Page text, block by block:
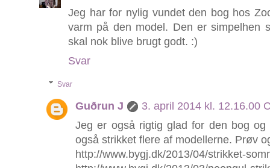
Jeg har for nylig vundet den bog hos
varm på den model. Den er simpelhen
skal nok blive brugt godt. :)
Svar
Svar
Guðrun J
3. april 2014 kl. 12.16.00
Jeg er også rigtig glad for den bog
også strikket flere af modellerne. Prøv
http://www.bygj.dk/2013/04/strikket-